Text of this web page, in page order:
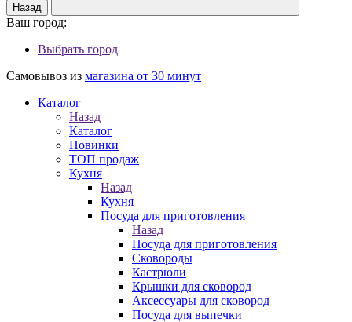
Назад
Ваш город:
Выбрать город
Самовывоз из магазина от 30 минут
Каталог
Назад
Каталог
Новинки
ТОП продаж
Кухня
Назад
Кухня
Посуда для приготовления
Назад
Посуда для приготовления
Сковороды
Кастрюли
Крышки для сковород
Аксессуары для сковород
Посуда для выпечки